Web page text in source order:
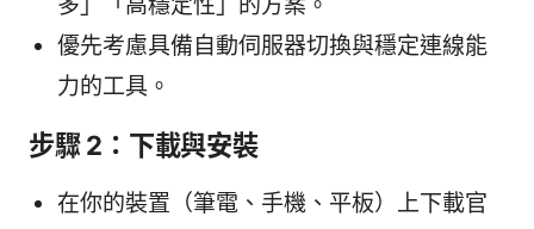
多」「高穩定性」的方案。
優先考慮具備自動伺服器切換與穩定連線能
力的工具。
步驟 2：下載與安裝
在你的裝置（筆電、手機、平板）上下載官